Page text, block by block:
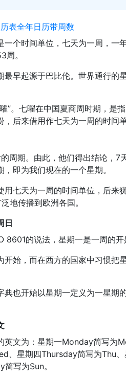
表全年日历带周数
一个时间单位，七天为一周，
周。
最早起源于巴比伦。世界通行的
”。七曜在中国夏商周时期，是
后来借用作七天为一周的时间单
周期。由此，他们得出结论，7
即为我们现在的一个星期。
用七天为一周的时间单位，后来
地传播到欧洲各国。
日
8601的说法，星期一是一周的开
开始，而在西方的国家中习惯把
典也开始以星期一定义为一星
英文为：星期一Monday简写为
、星期四Thursday简写为Thu
写为Sun。